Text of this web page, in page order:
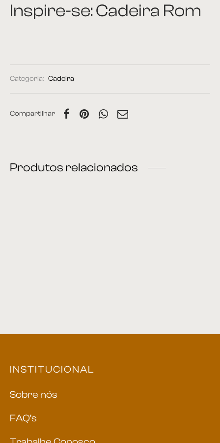
Inspire-se: Cadeira Rom
Categoria: Cadeira
Compartilhar
Produtos relacionados
INSTITUCIONAL
Sobre nós
FAQ’s